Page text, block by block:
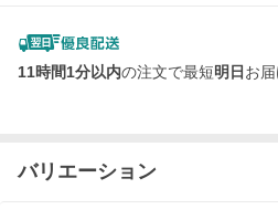
11時間1分以内の注文で最短明日 お届
バリエーション